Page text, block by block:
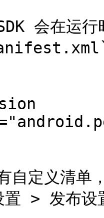
会在运
自定义清
> 发布